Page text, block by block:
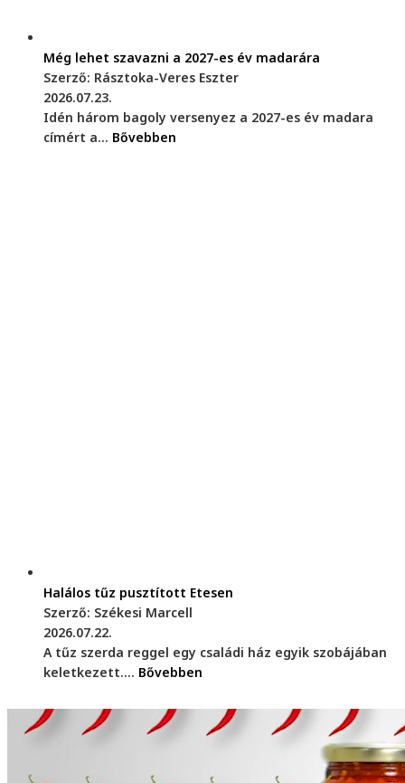
Még lehet szavazni a 2027-es év madarára
Szerző: Rásztoka-Veres Eszter
2026.07.23.
Idén három bagoly versenyez a 2027-es év madara
címért a... Bővebben
Halálos tűz pusztított Etesen
Szerző: Székesi Marcell
2026.07.22.
A tűz szerda reggel egy családi ház egyik szobájában
keletkezett.... Bővebben